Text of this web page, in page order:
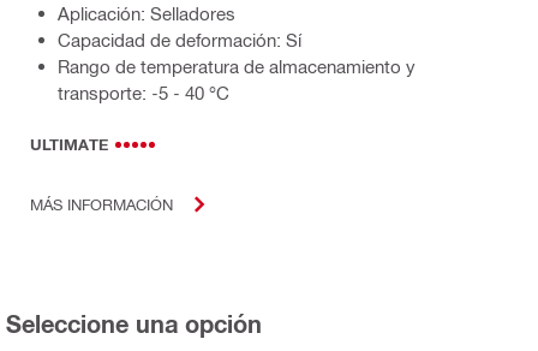
Aplicación: Selladores
Capacidad de deformación: Sí
Rango de temperatura de almacenamiento y
transporte: -5 - 40 °C
ULTIMATE
MÁS INFORMACIÓN
Seleccione una opción